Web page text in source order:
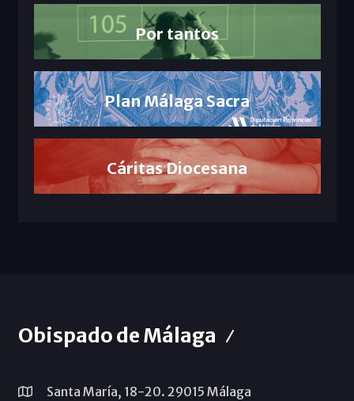
Por tantos
Plan Málaga Sacra
Cáritas Diocesana
Obispado de Málaga
Santa María, 18-20. 29015 Málaga